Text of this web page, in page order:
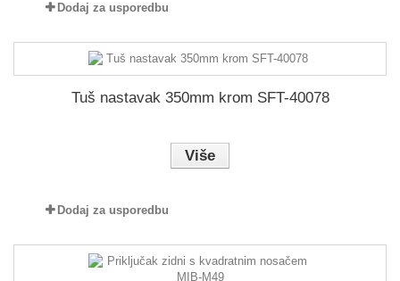
Dodaj za usporedbu
Tuš nastavak 350mm krom SFT-40078
Više
Dodaj za usporedbu